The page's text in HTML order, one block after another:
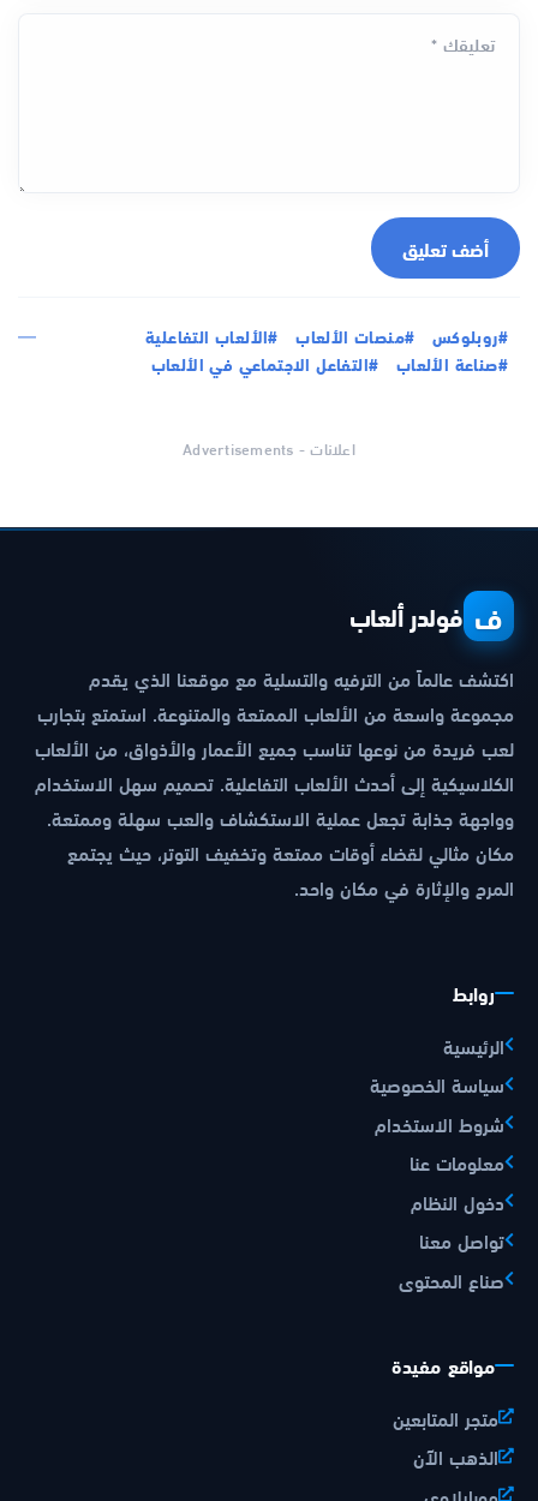
تعليقك *
أضف تعليق
#روبلوكس #منصات الألعاب
#الألعاب التفاعلية
#صناعة الألعاب
#التفاعل الاجتماعي في الألعاب
اعلانات - Advertisements
ف فولدر ألعاب
اكتشف عالماً من الترفيه والتسلية مع موقعنا الذي يقدم
مجموعة واسعة من الألعاب الممتعة والمتنوعة. استمتع بتجارب
لعب فريدة من نوعها تناسب جميع الأعمار والأذواق، من الألعاب
الكلاسيكية إلى أحدث الألعاب التفاعلية. تصميم سهل الاستخدام
وواجهة جذابة تجعل عملية الاستكشاف والعب سهلة وممتعة.
مكان مثالي لقضاء أوقات ممتعة وتخفيف التوتر، حيث يجتمع
المرح والإثارة في مكان واحد.
روابط
الرئيسية
سياسة الخصوصية
شروط الاستخدام
معلومات عنا
دخول النظام
تواصل معنا
صناع المحتوى
مواقع مفيدة
متجر المتابعين
الذهب الآن
موبايلاوي